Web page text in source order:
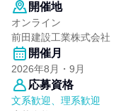
開催地
オンライン
前田建設工業株式会社
開催月
2026年8月・9月
応募資格
文系歓迎、理系歓迎